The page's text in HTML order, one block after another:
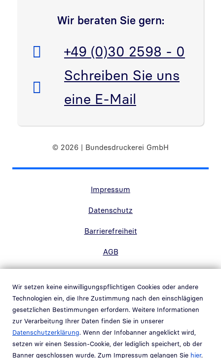
Wir setzen keine einwilligungspflichtigen Cookies oder andere
Technologien ein, die Ihre Zustimmung nach den einschlägigen
gesetzlichen Bestimmungen erfordern. Weitere Informationen
zur Verarbeitung Ihrer Daten finden Sie in unserer
Datenschutzerklärung. Wenn der Infobanner angeklickt wird,
setzen wir einen Session-Cookie, der lediglich speichert, ob der
Banner geschlossen wurde. Zum Impressum gelangen Sie hier.
Wir beraten Sie gern:
Telefon:
+49 (0)30 2598 - 0
E-Mail:
Schreiben Sie uns
eine E-Mail
© 2026 | Bundesdruckerei GmbH
Impressum
Datenschutz
Barrierefreiheit
AGB
Hinweisgebersystem
Link in neuem Fenster öffnen
Whistleblowing system
Link in neuem Fenster öffnen
Schwachstellenmeldung